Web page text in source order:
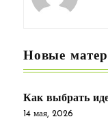
Новые
Как выбрать
14 мая, 2026